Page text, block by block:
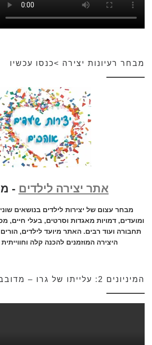
מבחר רעיונות יצירה >כנסו עכשיו
אתר יצירה לילדים -
מבחר עצום של יצירות לילדים בנושאים
ומועדים, דמויות מאגדות וסרטים, בעלי חיים,
תחבורה ועוד רבים. האתר מיועד לילדים,
היצירה המוזמנים להכנה קלה
המיניונים 2: עלייתו של גרו – מדובב לעברית